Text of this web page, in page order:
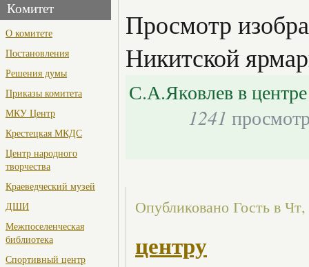
Комитет
О комитете
Постановления
Решения думы
Приказы комитета
МКУ Центр
Крестецкая МКДС
Центр народного
творчества
Краеведческий музей
ДШИ
Межпоселенческая
библиотека
Спортивный центр
Просмотр
Никитской
С.А.Яковлев в центре
1241
Опубликовано Гость в
центру